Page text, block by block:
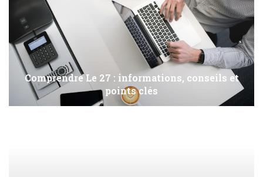
Comprendre Le 27 : informations, conseils et
points clés